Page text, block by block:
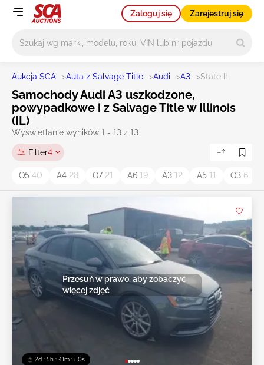
Zaloguj się Zarejestruj się
Aukcja SCA >Auta z Salvage Title >Audi >A3 >State IL
Samochody Audi A3 uszkodzone,
powypadkowe i z Salvage Title w Illinois
(IL)
Wyświetlanie wyników 1 - 13 z 13
Filter4
Q5 40 A4 28 Q7 21 A6 19 A3 12 A5 11 Q3 6
2d : 5h : 41m : 49s
Przesuń w prawo, aby zobaczyć
więcej zdjęć